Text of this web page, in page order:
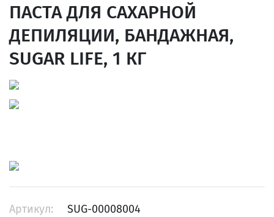
ПАСТА ДЛЯ САХАРНОЙ
ДЕПИЛЯЦИИ, БАНДАЖНАЯ,
SUGAR LIFE, 1 КГ
Артикул:
SUG-00008004